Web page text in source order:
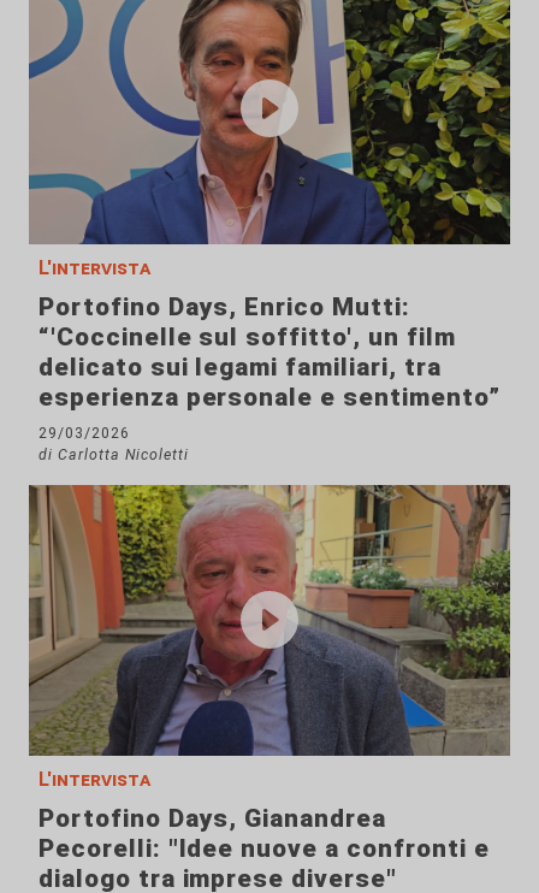
L'intervista
Portofino Days, Enrico Mutti:
“'Coccinelle sul soffitto', un film
delicato sui legami familiari, tra
esperienza personale e sentimento”
29/03/2026
di Carlotta Nicoletti
L'intervista
Portofino Days, Gianandrea
Pecorelli: "Idee nuove a confronti e
dialogo tra imprese diverse"